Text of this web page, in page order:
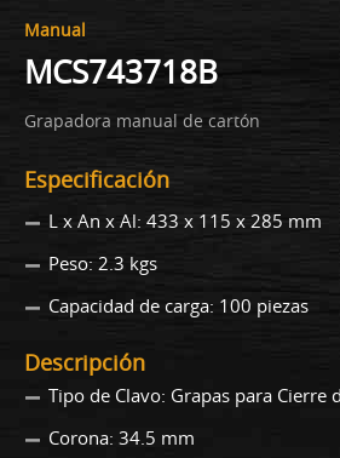
Manual
MCS743718B
Grapadora manual de cartón
Especificación
L x An x Al: 433 x 115 x 285 mm
Peso: 2.3 kgs
Capacidad de carga: 100 piezas
Descripción
Tipo de Clavo: Grapas para Cierre
Corona: 34.5 mm